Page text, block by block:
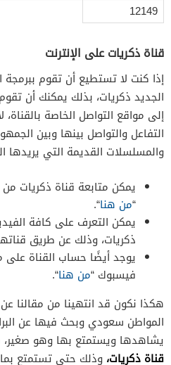
12149
قناة ذكريات على الإنترنت
إذا كنت لا تستطيع أن تقوم ببرمجة
الجديد ذكريات، بذلك يمكنك أن
إلى مواقع التواصل الخاصة بالقناة،
التفاعل والتواصل بينها وبين
والمسلسلات القديمة التي يريدها
يمكن متابعة قناة ذكريات
“من هنا“.
يمكن التعرف على كافة
ذكريات، وذلك عن طريق
يوجد أيضًا حساب القناة على
فيسبوك “من هنا“.
هكذا نكون قد انتهينا من مقالنا
المواطن سعودي وبحث فيها عن
يشاهدها ويستمتع بها وهو
قناة ذكريات، وذلك حتى تستمتع